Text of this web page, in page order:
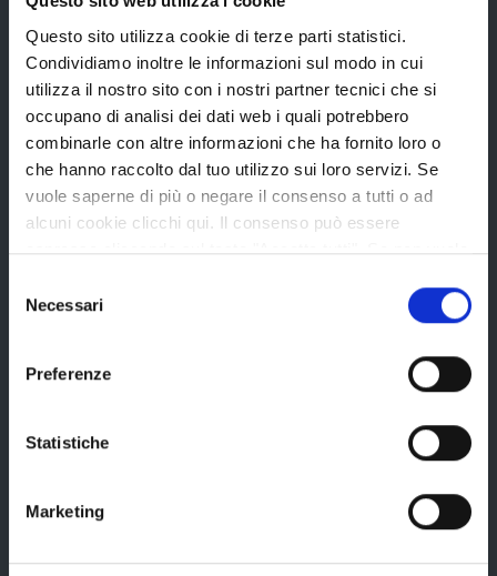
Questo sito utilizza cookie di terze parti statistici.
Condividiamo inoltre le informazioni sul modo in cui
utilizza il nostro sito con i nostri partner tecnici che si
occupano di analisi dei dati web i quali potrebbero
combinarle con altre informazioni che ha fornito loro o
che hanno raccolto dal tuo utilizzo sui loro servizi. Se
vuole saperne di più o negare il consenso a tutti o ad
alcuni cookie clicchi qui. Il consenso può essere
espresso cliccando sul tasto "Accetta tutti". Se non vuole
tasto "Rifiuta".
delNecessari
Preferenze
Statistiche
Marketing
Bandi di gara
Avvisi pubblici
Concorsi e selezioni
In scadenza
Aree tematiche
Conferenza Territoriale Sociale e Sanitaria (CTSS)
Istruzione
Osservatori e statistiche